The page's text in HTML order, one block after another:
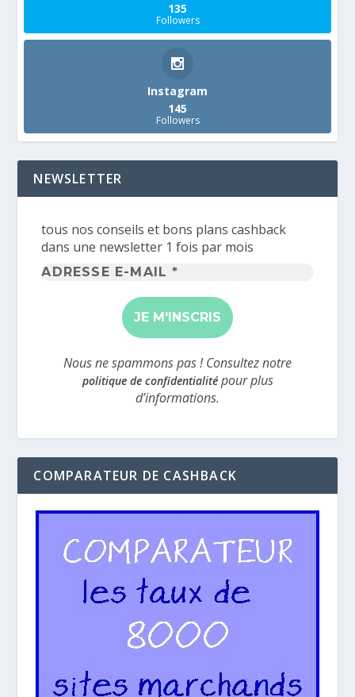
135
Followers
Instagram
145
Followers
NEWSLETTER
tous nos conseils et bons plans cashback
dans une newsletter 1 fois par mois
Adresse
mail
*
Nous ne spammons pas ! Consultez notre
politique de confidentialitépour plus
d’informations.
COMPARATEUR DE CASHBACK